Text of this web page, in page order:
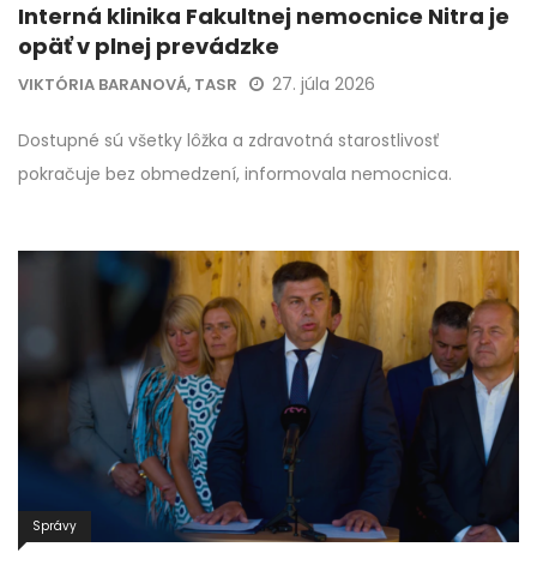
Interná klinika Fakultnej nemocnice Nitra je
opäť v plnej prevádzke
VIKTÓRIA BARANOVÁ, TASR 27. júla 2026
Dostupné sú všetky lôžka a zdravotná starostlivosť
pokračuje bez obmedzení, informovala nemocnica.
Správy